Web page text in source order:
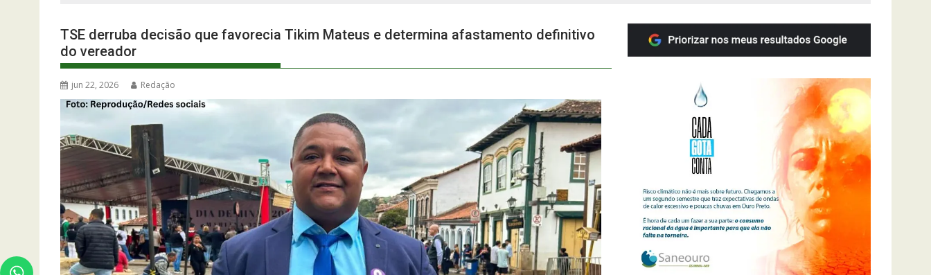
TSE derruba decisão que favorecia Tikim Mateus e determina afastamento definitivo
do vereador
jun 22, 2026 Redação